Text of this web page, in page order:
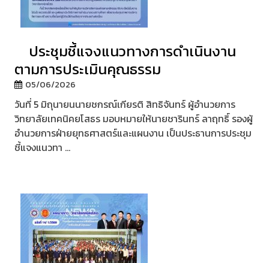
ประชุมชี้แจงแนวทางการดำเนินงาน
ตามการประเมินคุณธรรม
05/06/2026
วันที่ 5 มิถุนายนนายชกรณ์เกียรติ สิทธิจันทร์ ผู้อำนวยการ
วิทยาลัยเทคนิคยโสธร มอบหมายให้นายชารินทร์ ลาฤทธิ์ รองผู้
อำนวยการฝ่ายยุทธศาสตร์และแผนงาน เป็นประธานการประชุม
ชี้แจงแนวทา ...